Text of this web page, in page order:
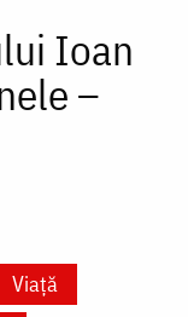
Ioan
–
Viață